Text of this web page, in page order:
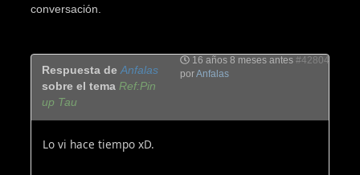
conversación.
16 años 8 meses antes #42804
porAnfalas
Respuesta deAnfalas
sobre el temaRef:Pin
up Tau
Lo vi hace tiempo xD.